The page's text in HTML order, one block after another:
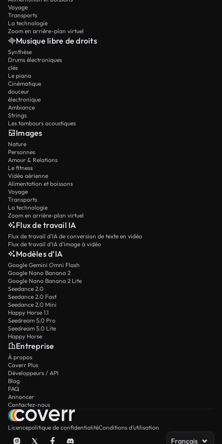
Voyage
Transports
La technologie
Zoom en arrière-plan virtuel
Musique libre de droits
Synthèse
Drums électroniques
clés
Le piano
Cinématique
douceur
électronique
Ambiance
Strings
Les tambours acoustiques
Images
Nature
Personnes
Amour & Relations
Le fitness
Vidéo aérienne
Alimentation et boissons
Voyage
Transports
La technologie
Zoom en arrière-plan virtuel
Flux de travail IA
Flux de travail d’IA de conversion de texte en vidéo
Flux de travail d’IA d’image à vidéo
Modèles d’IA
Google Gemini Omni Flash
Google Nano Banana 2
Google Nano Banana 2 Lite
Seedance 2.0
Seedance 2.0 Fast
Seedance 2.0 Mini
Happy Horse 1.1
Seedream 5.0 Pro
Seedream 5.0 Lite
Happy Horse
Entreprise
À propos
Coverr Plus
Développeurs / API
Blog
FAQ
Annoncer
Contactez-nous
Licencepolitique de confidentialitéConditions d’utilisation
Français